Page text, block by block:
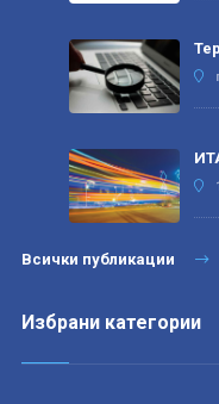
Всички публикации
Избрани категории